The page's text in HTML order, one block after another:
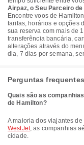
Airpaz, o Seu Parceiro
Encontre voos de
tarifas, horários e opções
sua reserva com mais de
transferência bancária,
alterações através do
dia, 7 dias por semana,
Perguntas
Quais são as
de Hamilton?
A maioria dos viajantes
WestJet, as companhias
cidade.